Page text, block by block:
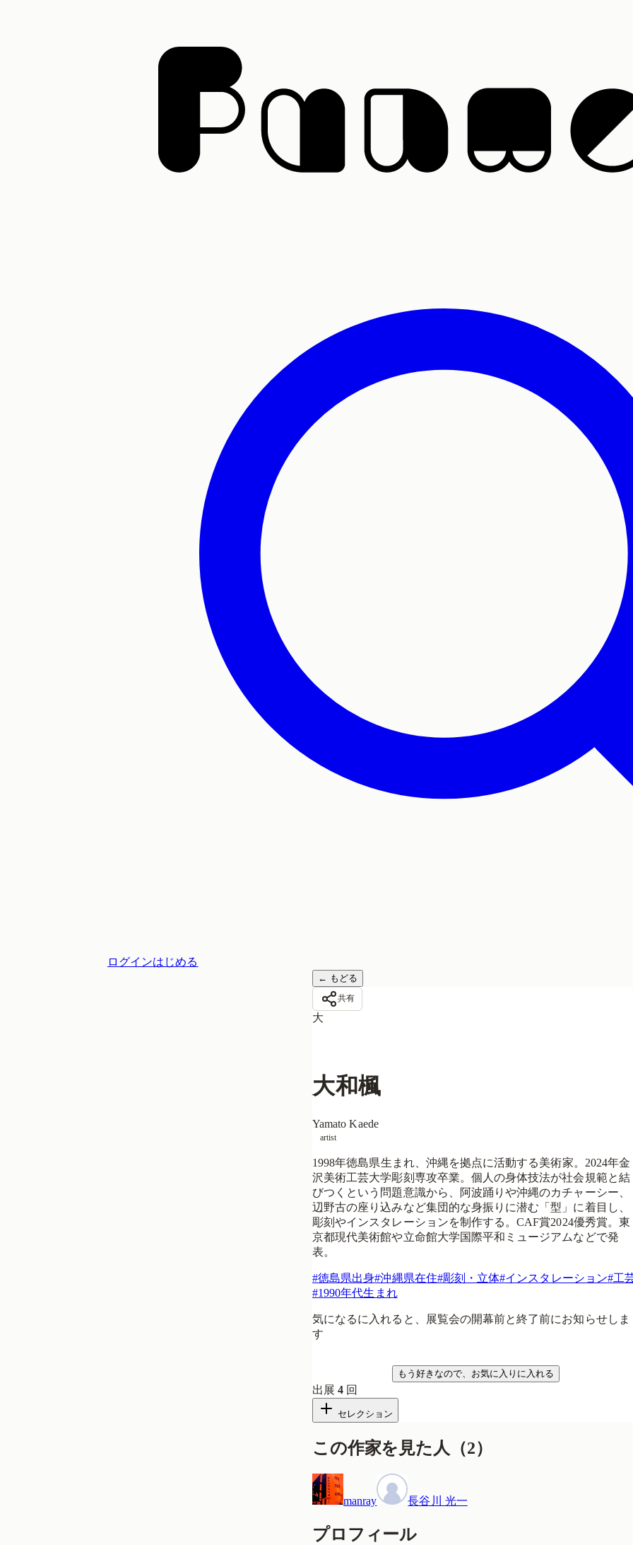
ログインはじめる
← もどる
共有
大
大和楓
Yamato Kaede
artist
1998年徳島県生まれ、沖縄を拠点に活動する美術家。2024年金
沢美術工芸大学彫刻専攻卒業。個人の身体技法が社会規範と結
びつくという問題意識から、阿波踊りや沖縄のカチャーシー、
辺野古の座り込みなど集団的な身振りに潜む「型」に着目し、
彫刻やインスタレーションを制作する。CAF賞2024優秀賞。東
京都現代美術館や立命館大学国際平和ミュージアムなどで発
表。
#徳島県出身#沖縄県在住#彫刻・立体#インスタレーション#工
#1990年代生まれ
気になるに入れると、展覧会の開幕前と終了前にお知らせしま
す
もう好きなので、お気に入りに入れる
出展4 回
セレクション
この作家を見た人 （2）
manray 長谷川 光一
プロフィール